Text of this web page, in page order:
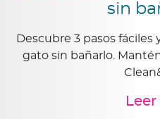
sin
Descubre 3 pasos
gato sin bañarlo.